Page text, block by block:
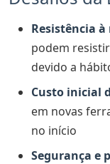
Resistência
podem
devido a
Custo inicial
em novas
no início
Segurança e